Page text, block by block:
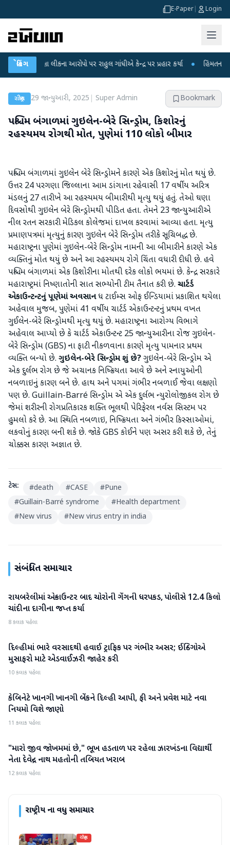
E-Paper Login
બ્રેકિંગ
પરીક્ષા લીકના આરોપો પર રાહુલ ગાંધીએ કેન્દ્ર પર પ્રહાર કર્યા ● હિંમતનગરમાં
રાષ્ટ્રીય 29 જાન્યુઆરી, 2025 Super Admin Bookmark
પશ્ચિમ બંગાળમાં ગુઇલેન-બેરે સિન્ડ્રોમ, કિશોરનું
રહસ્યમય રોગથી મોત, પુણેમાં 110 લોકો બીમાર
પશ્ચિમ બંગાળમાં ગુઇલેન બેરે સિન્ડ્રોમને કારણે એક કિશોરનું મોત થયું છે.
ઉત્તર 24 પરગણા જિલ્લાના આમ ડાંગાના રહેવાસી 17 વર્ષીય અરિત્ર
મંડલનું 27 તારીખે આ રહસ્યમય બીમારીથી મૃત્યુ થયું હતું. તેઓ ઘણા
દિવસોથી ગુઇલેન બેરે સિન્ડ્રોમથી પીડિત હતા. તેમને 23 જાન્યુઆરીએ
નીલ રતન સરકારી મેડિકલ કોલેજમાં દાખલ કરવામાં આવ્યા હતા. મૃત્યુ
પ્રમાણપત્રમાં મૃત્યુનું કારણ ગુઇલેન બેરે સિન્ડ્રોમ તરીકે સૂચિબદ્ધ છે.
મહારાષ્ટ્રના પુણેમાં ગુઇલેન-બેરે સિન્ડ્રોમ નામની આ બીમારીને કારણે એક
વ્યક્તિનું મોત થયું છે અને આ રહસ્યમય રોગે ચિંતા વધારી દીધી છે. હવે
પશ્ચિમ બંગાળમાં એક કિશોરીના મોતથી દરેક લોકો ભયમાં છે. કેન્દ્ર સરકારે
મહારાષ્ટ્રમાં નિષ્ણાતોની સાત સભ્યોની ટીમ તૈનાત કરી છે. ચાર્ટર્ડ
એકાઉન્ટન્ટનું પૂણેમાં અવસાનધ ટાઈમ્સ ઓફ ઈન્ડિયામાં પ્રકાશિત થયેલા
અહેવાલ મુજબ, પુણેમાં 41 વર્ષીય ચાર્ટર્ડ એકાઉન્ટન્ટનું પ્રથમ વખત
ગુઈલેન-બેરે સિન્ડ્રોમથી મૃત્યુ થયું છે. મહારાષ્ટ્રના આરોગ્ય વિભાગે
અહેવાલ આપ્યો છે કે ચાર્ટર્ડ એકાઉન્ટન્ટ 25 જાન્યુઆરીના રોજ ગુઇલેન-
બેરે સિન્ડ્રોમ (GBS) ના ફાટી નીકળવાના કારણે મૃત્યુ પામનાર પ્રથમ
વ્યક્તિ બન્યો છે. ગુઇલેન-બેરે સિન્ડ્રોમ શું છે?ગુઇલેન-બેરે સિન્ડ્રોમ એ
એક દુર્લભ રોગ છે જે અચાનક નિષ્ક્રિયતા આવે છે અને સ્નાયુઓની
નબળાઇનું કારણ બને છે. હાથ અને પગમાં ગંભીર નબળાઈ જેવા લક્ષણો
પણ છે. Guillain-Barré સિન્ડ્રોમ એ એક દુર્લભ ન્યુરોલોજીકલ રોગ છે
જેમાં શરીરની રોગપ્રતિકારક શક્તિ ભૂલથી પેરિફેરલ નર્વસ સિસ્ટમ પર
હુમલો કરે છે. આ સ્થિતિ નબળાઇ, નિષ્ક્રિયતા અને ગંભીર કિસ્સાઓમાં,
લકવોનું કારણ બની શકે છે. જોકે GBS કોઈને પણ અસર કરી શકે છે, તેનું
ચોક્કસ કારણ અજ્ઞાત છે.
ટેગ્સ: #death #CASE #Pune
#Guillain-Barré syndrome #Health department
#New virus #New virus entry in india
સંબંધિત સમાચાર
રાષ્ટ્રીય
રાયબરેલીમાં એન્કાઉન્ટર બાદ ચોરોની ગેંગની ધરપકડ, પોલીસે 12.4 કિલો
ચાંદીના દાગીના જપ્ત કર્યા
8 કલાક પહેલા
રાષ્ટ્રીય
દિલ્હીમાં ભારે વરસાદથી હવાઈ ટ્રાફિક પર ગંભીર અસર; ઈન્ડિગોએ
મુસાફરો માટે એડવાઈઝરી જાહેર કરી
10 કલાક પહેલા
રાષ્ટ્રીય
કેબિનેટે ખાનગી ખાનગી બેંકને દિલ્હી આપી, ફી અને પ્રવેશ માટે નવા
નિયમો વિશે જાણો
11 કલાક પહેલા
રાષ્ટ્રીય
"મારો જીવ જોખમમાં છે," ભૂખ હડતાળ પર રહેલા ઝારખંડના વિદ્યાર્થી
નેતા દેવેન્દ્ર નાથ મહતોની તબિયત ખરાબ
12 કલાક પહેલા
રાષ્ટ્રીયના વધુ સમાચાર
રાષ્ટ્રીય